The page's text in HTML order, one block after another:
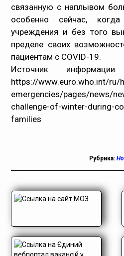
связанную с наплывом
особенно сейчас,
учреждения и без того
пределе своих
пациентам с COVID-19.
Источник
https://www.euro.who.int/ru/
emergencies/pages/news/
challenge-of-winter-during-
families
Рубрика: